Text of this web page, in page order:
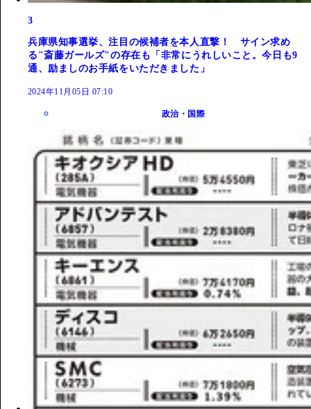
3
兵庫県知事選挙、注目の候補者を本人直撃！ サイン求め
る"斎藤ガールズ"の存在も「非常にうれしいこと。今日も9
通、励ましのお手紙をいただきました」
2024年11月05日 07:10
政治・国際